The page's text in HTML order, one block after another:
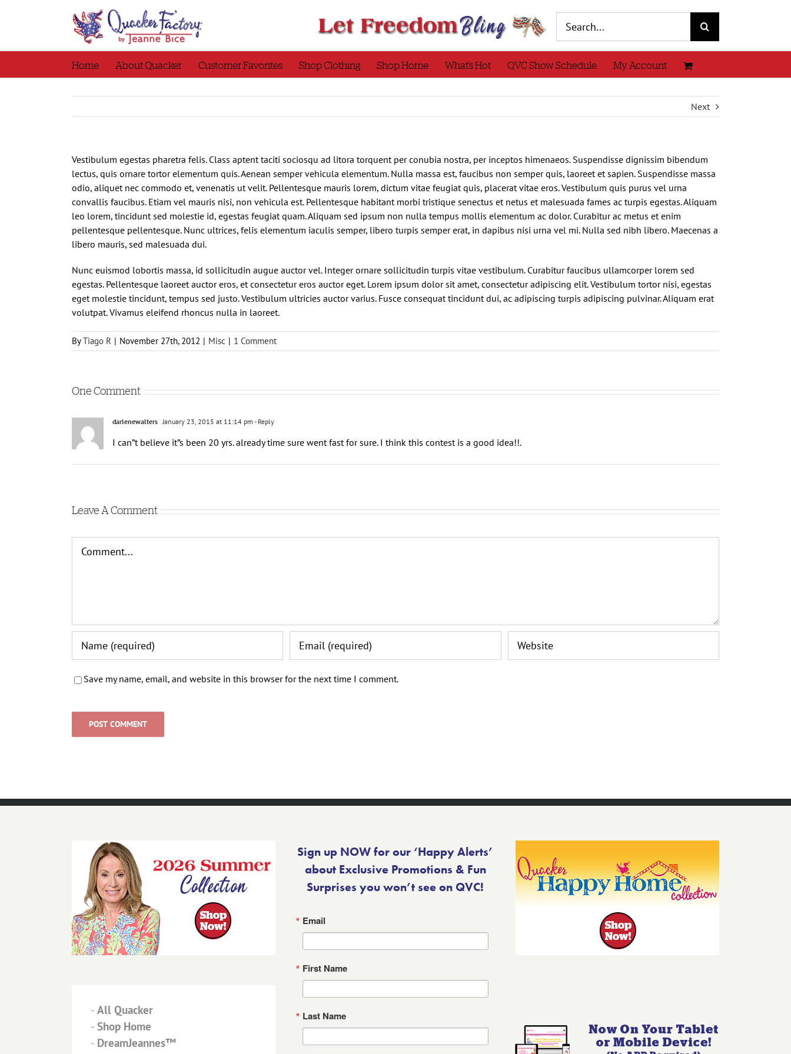
for:
Home About Quacker Customer Favorites Shop Clothing Shop Home What’s Hot QVC Show Schedule My Account
Next
Vestibulum egestas pharetra felis. Class aptent taciti sociosqu ad litora torquent per conubia nostra, per inceptos himenaeos. Suspendisse dignissim bibendum
lectus, quis ornare tortor elementum quis. Aenean semper vehicula elementum. Nulla massa est, faucibus non semper quis, laoreet et sapien. Suspendisse massa
odio, aliquet nec commodo et, venenatis ut velit. Pellentesque mauris lorem, dictum vitae feugiat quis, placerat vitae eros. Vestibulum quis purus vel urna
convallis faucibus. Etiam vel mauris nisi, non vehicula est. Pellentesque habitant morbi tristique senectus et netus et malesuada fames ac turpis egestas. Aliquam
leo lorem, tincidunt sed molestie id, egestas feugiat quam. Aliquam sed ipsum non nulla tempus mollis elementum ac dolor. Curabitur ac metus et enim
pellentesque pellentesque. Nunc ultrices, felis elementum iaculis semper, libero turpis semper erat, in dapibus nisi urna vel mi. Nulla sed nibh libero. Maecenas a
libero mauris, sed malesuada dui.
Nunc euismod lobortis massa, id sollicitudin augue auctor vel. Integer ornare sollicitudin turpis vitae vestibulum. Curabitur faucibus ullamcorper lorem sed
egestas. Pellentesque laoreet auctor eros, et consectetur eros auctor eget. Lorem ipsum dolor sit amet, consectetur adipiscing elit. Vestibulum tortor nisi, egestas
eget molestie tincidunt, tempus sed justo. Vestibulum ultricies auctor varius. Fusce consequat tincidunt dui, ac adipiscing turpis adipiscing pulvinar. Aliquam erat
volutpat. Vivamus eleifend rhoncus nulla in laoreet.
ByTiago R | November 27th, 2012 | Misc | 1 Comment
One Comment
darlenewalters January 23, 2015 at 11:14 pm - Reply
I can”t believe it”s been 20 yrs. already time sure went fast for sure. I think this contest is a good idea!!.
Leave A Comment
Save my name, email, and website in this browser for the next time I comment.
- All Quacker
- Shop Home
- DreamJeannes™
Sign up NOW for our ‘Happy Alerts’
about Exclusive Promotions & Fun
Surprises you won’t see on QVC!
Email
First Name
Last Name